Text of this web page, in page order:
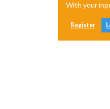
With your
Register